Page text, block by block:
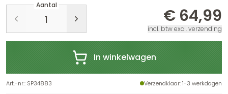
Aantal
€ 64,99
incl. btw excl. verzending
In winkelwagen
Art.-nr.: SP34883 Verzendklaar: 1-3 werkdagen